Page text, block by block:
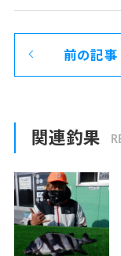
前の記事
関連釣果